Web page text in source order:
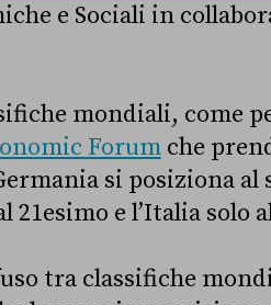
e Sociali in
mondiali, come
Forumche
si posiziona al
21esimo e l’Italia solo
tra classifiche